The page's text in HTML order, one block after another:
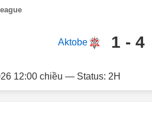
Aktobe 1 - 4
12:00 chiều — Status: 2H